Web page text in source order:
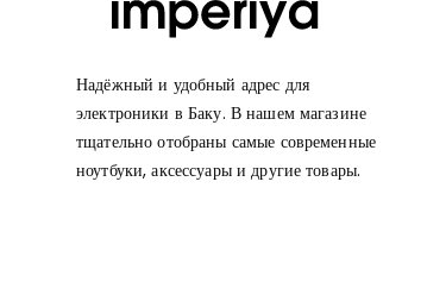
Надёжный и удобный адрес для
электроники в Баку. В нашем магазине
тщательно отобраны самые современные
ноутбуки, аксессуары и другие товары.